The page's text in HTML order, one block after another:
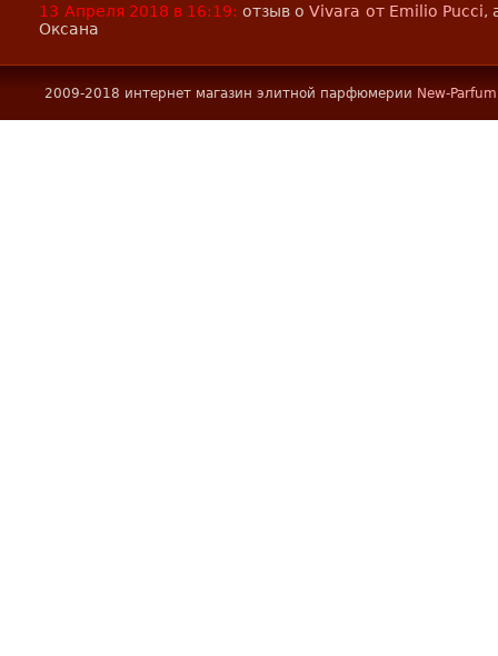
13 Апреля 2018 в 16:19: отзыв оVivara от Emilio Pucci,
Оксана
2009-2018 интернет магазин элитной парфюмерии New-